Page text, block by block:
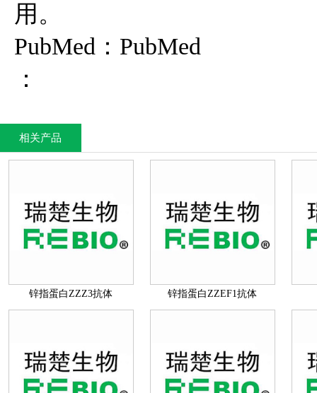
用。
PubMed：PubMed
：
相关产品
锌指蛋白ZZZ3抗体 锌指蛋白ZZEF1抗体